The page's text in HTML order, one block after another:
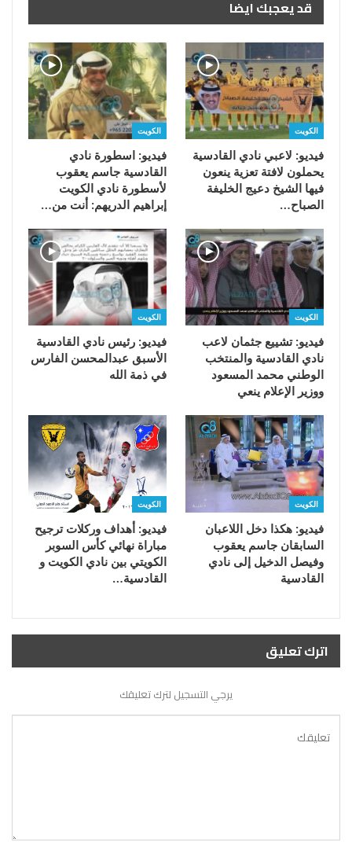
قد يعجبك ايضا
الكويت
فيديو: لاعبي نادي القادسية
يحملون لافتة تعزية ينعون
فيها الشيخ دعيج الخليفة
الصباح…
الكويت
فيديو: اسطورة نادي
القادسية جاسم يعقوب
لأسطورة نادي الكويت
إبراهيم الدريهم: أنت من…
الكويت
فيديو: تشييع جثمان لاعب
نادي القادسية والمنتخب
الوطني محمد المسعود
ووزير الإعلام ينعي
الكويت
فيديو: رئيس نادي القادسية
الأسبق عبدالمحسن الفارس
في ذمة الله
الكويت
فيديو: هكذا دخل اللاعبان
السابقان جاسم يعقوب
وفيصل الدخيل إلى نادي
القادسية
الكويت
فيديو: أهداف وركلات ترجيح
مباراة نهائي كأس السوبر
الكويتي بين نادي الكويت و
القادسية…
اترك تعليق
يرجي التسجيل لترك تعليقك